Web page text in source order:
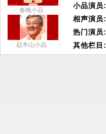
春晚小品
赵本山小品
小品演员:
相声演员:
热门演员:
其他栏目: